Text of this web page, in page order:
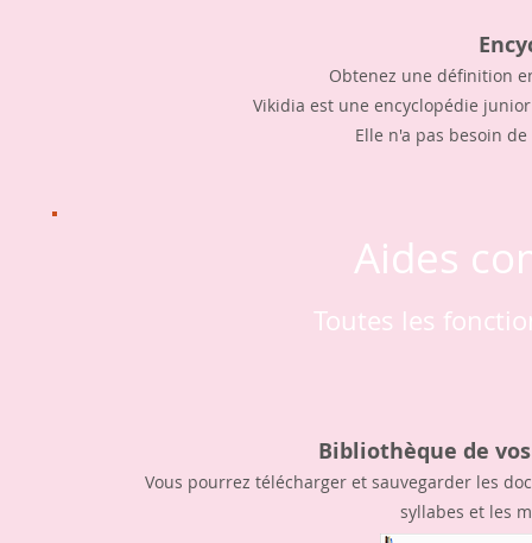
Obtenez une définition
Vikidia est une encyclopédie
Elle n'a pas besoin
Aides
Toutes les
Bibliothèque de
Vous pourrez télécharger et sauvegarder les
syllabes et les